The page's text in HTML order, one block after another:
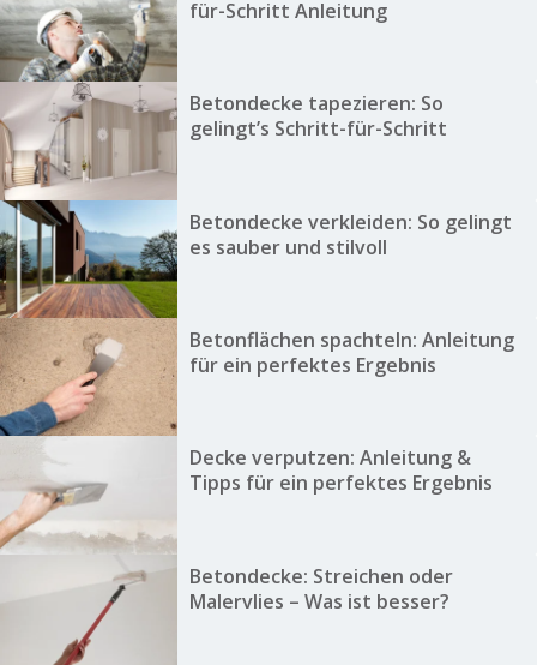
für-Schritt Anleitung
Betondecke tapezieren: So
gelingt’s Schritt-für-Schritt
Betondecke verkleiden: So gelingt
es sauber und stilvoll
Betonflächen spachteln: Anleitung
für ein perfektes Ergebnis
Decke verputzen: Anleitung &
Tipps für ein perfektes Ergebnis
Betondecke: Streichen oder
Malervlies – Was ist besser?